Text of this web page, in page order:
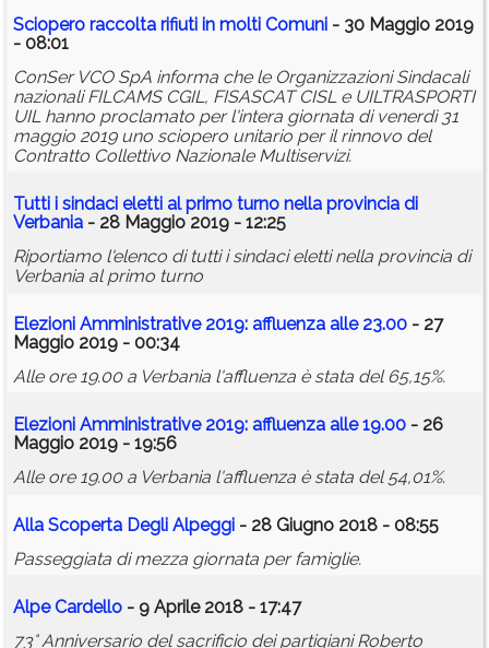
Sciopero raccolta rifiuti in molti Comuni - 30 Maggio 2019
- 08:01
ConSer VCO SpA informa che le Organizzazioni Sindacali
nazionali FILCAMS CGIL, FISASCAT CISL e UILTRASPORTI
UIL hanno proclamato per l'intera giornata di venerdì 31
maggio 2019 uno sciopero unitario per il rinnovo del
Contratto Collettivo Nazionale Multiservizi.
Tutti i sindaci eletti al primo turno nella provincia di
Verbania - 28 Maggio 2019 - 12:25
Riportiamo l'elenco di tutti i sindaci eletti nella provincia di
Verbania al primo turno
Elezioni Amministrative 2019: affluenza alle 23.00 - 27
Maggio 2019 - 00:34
Alle ore 19.00 a Verbania l'affluenza è stata del 65,15%.
Elezioni Amministrative 2019: affluenza alle 19.00 - 26
Maggio 2019 - 19:56
Alle ore 19.00 a Verbania l'affluenza è stata del 54,01%.
Alla Scoperta Degli Alpeggi - 28 Giugno 2018 - 08:55
Passeggiata di mezza giornata per famiglie.
Alpe Cardello - 9 Aprile 2018 - 17:47
73° Anniversario del sacrificio dei partigiani Roberto